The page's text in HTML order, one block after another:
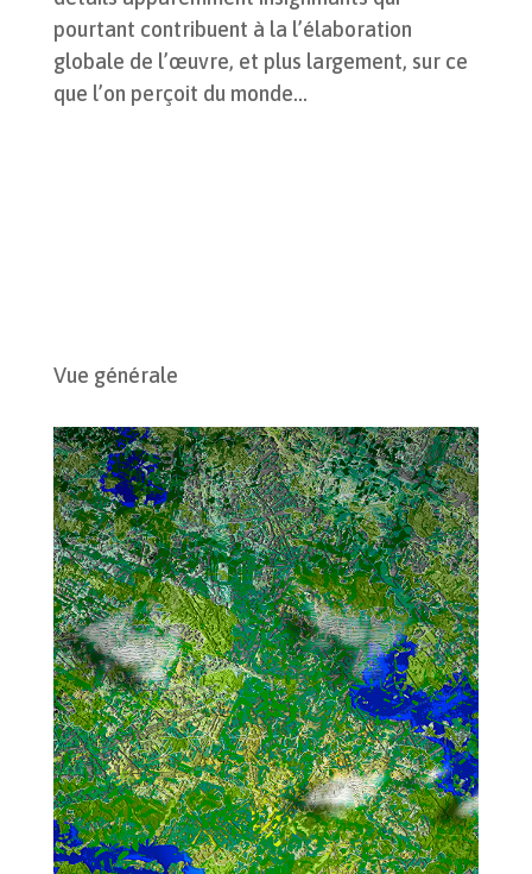
pourtant contribuent à la l’élaboration
globale de l’œuvre, et plus largement, sur ce
que l’on perçoit du monde…
Vue générale